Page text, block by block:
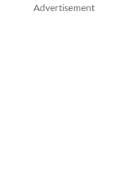
Advertisement